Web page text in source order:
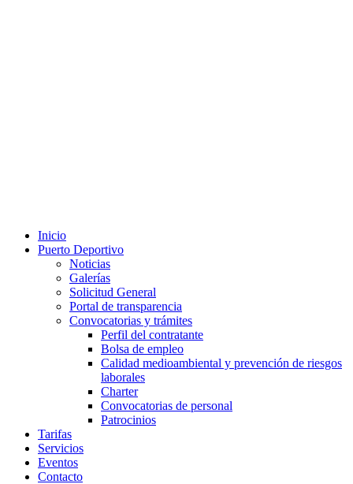
Inicio
Puerto Deportivo
Noticias
Galerías
Solicitud General
Portal de transparencia
Convocatorias y trámites
Perfil del contratante
Bolsa de empleo
Calidad medioambiental y prevención de riesgos
laborales
Charter
Convocatorias de personal
Patrocinios
Tarifas
Servicios
Eventos
Contacto